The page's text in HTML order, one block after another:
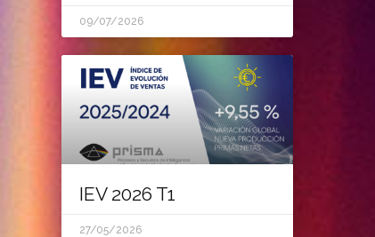
09/07/2026
IEV 2026 T1
27/05/2026